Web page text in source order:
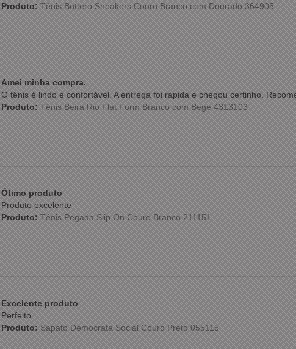
Produto:Tênis Bottero Sneakers Couro Branco com Dourado 364905
Amei minha compra.
O tênis é lindo e confortável. A entrega foi rápida e chegou certinho.
Produto:Tênis Beira Rio Flat Form Branco com Bege 4313103
Ótimo produto
Produto excelente
Produto:Tênis Pegada Slip On Couro Branco 211151
Excelente produto
Perfeito
Produto:Sapato Democrata Social Couro Preto 055115